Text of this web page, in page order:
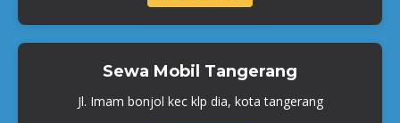
Sewa Mobil Tangerang
Jl. Imam bonjol kec klp dia, kota tangerang